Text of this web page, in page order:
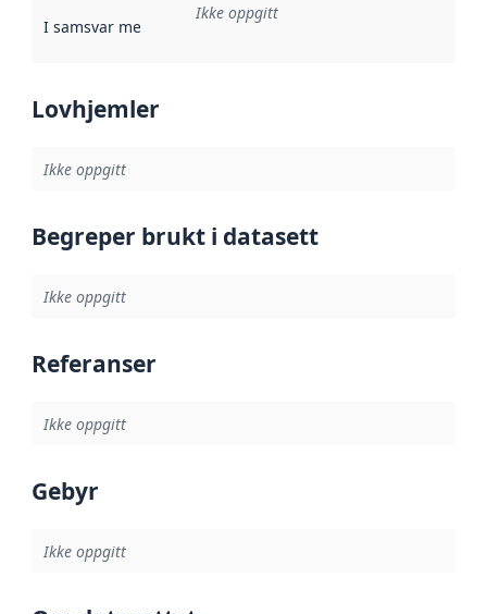
I samsvar med Referanse til en implementasjonsregel
Ikke oppgitt
Lovhjemler
Ikke oppgitt
Begreper brukt i datasett
Ikke oppgitt
Referanser
Ikke oppgitt
Gebyr
Ikke oppgitt